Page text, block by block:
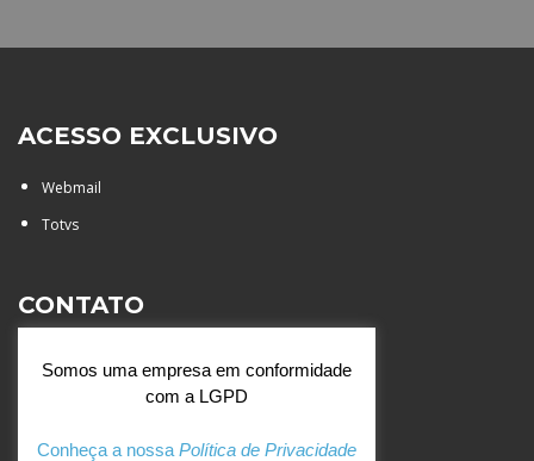
ACESSO EXCLUSIVO
Webmail
Totvs
CONTATO
Santa Catarina - São José do
Rio Preto (SP)
+55 (17) 3354 7000
Somos uma empresa em conformidade
com a LGPD
Conheça a nossa Política de Privacidade